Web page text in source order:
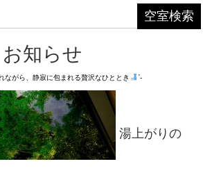
空室検索
知らせ
ながら、静寂に包まれる贅沢なひととき ´-
湯上がりの